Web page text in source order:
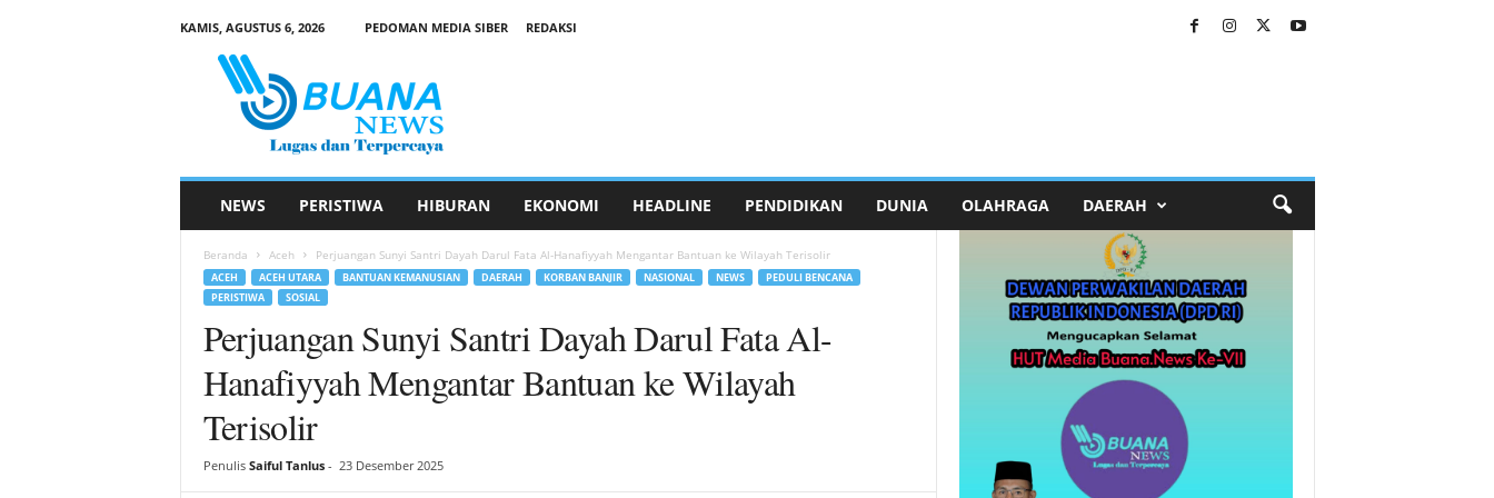
KAMIS, AGUSTUS 6, 2026 PEDOMAN MEDIA SIBER
REDAKSI
NEWS PERISTIWA HIBURAN EKONOMI HEADLINE PENDIDIKAN DUNIA OLAHRAGA DAERAH
Beranda Aceh Perjuangan Sunyi Santri Dayah Darul Fata Al-Hanafiyyah Mengantar Bantuan ke Wilayah Terisolir
ACEH ACEH UTARA BANTUAN KEMANUSIAN DAERAH KORBAN BANJIR NASIONAL NEWS
PEDULI BENCANA
PERISTIWA
SOSIAL
Perjuangan Sunyi Santri Dayah Darul Fata Al-
Hanafiyyah Mengantar Bantuan ke Wilayah
Terisolir
Penulis Saiful Tanlus- 23 Desember 2025